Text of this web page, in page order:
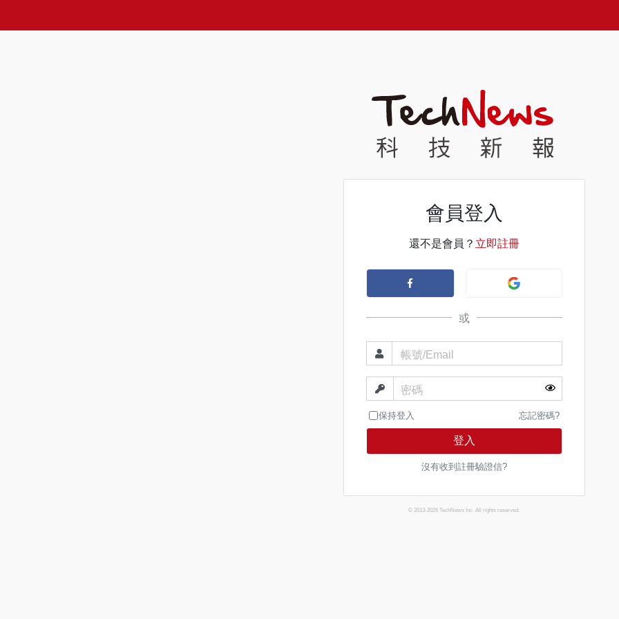
會員登入
還不是會員？ 立即註冊
或
帳號/Email
密碼
保持登入 忘記密碼?
登入
沒有收到註冊驗證信?
© 2013-2026 TechNews Inc. All rights reserved.